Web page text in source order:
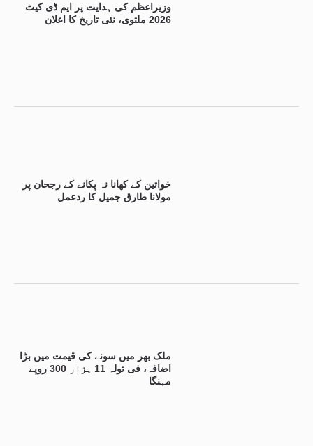
وزیراعظم کی ہدایت پر ایم ڈی کیٹ
2026 ملتوی، نئی تاریخ کا اعلان
خواتین کے کھانا نہ پکانے کے رجحان پر
مولانا طارق جمیل کا ردعمل
ملک بھر میں سونے کی قیمت میں بڑا
اضافہ، فی تولہ 11 ہزار 300 روپے
مہنگا